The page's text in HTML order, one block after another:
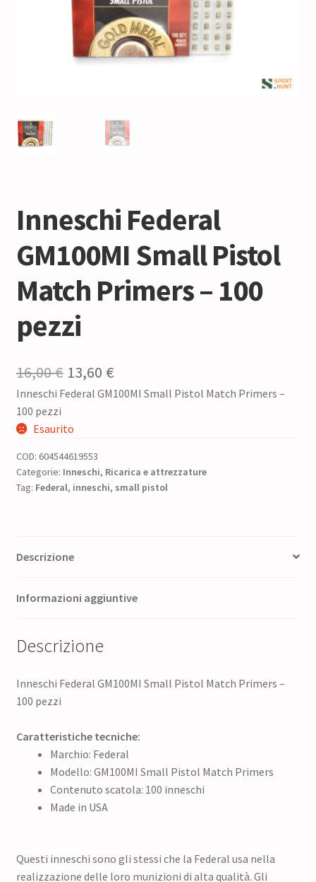
Inneschi Federal
GM100MI Small Pistol
Match Primers – 100
pezzi
16,00€ Il
prezzo
originale
16,00 €.
13,60 €Il
prezzo
13,60 €.
Inneschi Federal GM100MI Small Pistol Match Primers –
100 pezzi
Esaurito
COD: 604544619553
Categorie: Inneschi, Ricarica e attrezzature
Tag: Federal, inneschi, small pistol
Descrizione
Informazioni aggiuntive
Descrizione
Inneschi Federal GM100MI Small Pistol Match Primers –
100 pezzi
Caratteristiche tecniche:
Marchio: Federal
Modello: GM100MI Small Pistol Match Primers
Contenuto scatola: 100 inneschi
Made in USA
Questi inneschi sono gli stessi che la Federal usa nella
realizzazione delle loro munizioni di alta qualità. Gli